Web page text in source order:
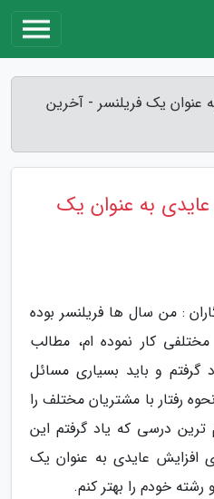
عنوان یک فریلنسر - آخرین
عایدی به عنوان یک
: من سال ها فریلنسر بوده
کار نموده ام، مطالب
و باید بسیاری مسائل
رفتار با مشتریان مختلف را
درسی که یاد گرفتم این
افزایش عایدی به عنوان یک
رشته خودم را بهتر کنم.